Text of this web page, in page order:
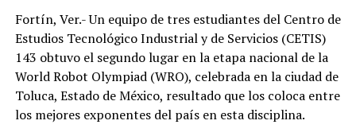
DESPUÉS
Transporte público opera al 50%
ANTES
Detenido presunto responsable de feminicidio en grado
de tentativa
Fortín, Ver.- Un equipo de tres estudiantes del Centro de
Estudios Tecnológico Industrial y de Servicios (CETIS)
143 obtuvo el segundo lugar en la etapa nacional de la
World Robot Olympiad (WRO), celebrada en la ciudad de
Toluca, Estado de México, resultado que los coloca entre
los mejores exponentes del país en esta disciplina.